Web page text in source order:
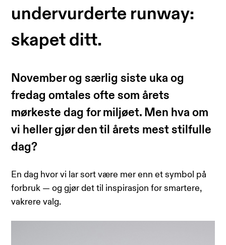
undervurderte runway:
skapet ditt.
November og særlig siste uka og
fredag omtales ofte som årets
mørkeste dag for miljøet. Men hva om
vi heller gjør den til årets mest stilfulle
dag?
En dag hvor vi lar sort være mer enn et symbol på
forbruk — og gjør det til inspirasjon for smartere,
vakrere valg.